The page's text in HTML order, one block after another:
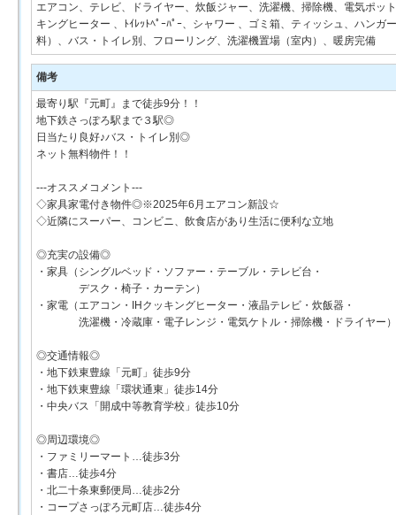
エアコン、テレビ、ドライヤー、炊飯ジャー、洗濯機、掃除機、電気ポ
キングヒーター 、ﾄｲﾚｯﾄﾍﾟｰﾊﾟｰ、シャワー 、ゴミ箱、ティッシュ、ハン
料）、バス・トイレ別、フローリング、洗濯機置場（室内）、暖房完備
備考
最寄り駅『元町』まで徒歩9分！！
地下鉄さっぽろ駅まで３駅◎
日当たり良好♪バス・トイレ別◎
ネット無料物件！！
---オススメコメント---
◇家具家電付き物件◎※2025年6月エアコン新設☆
◇近隣にスーパー、コンビニ、飲食店があり生活に便利な立地
◎充実の設備◎
・家具（シングルベッド・ソファー・テーブル・テレビ台・
デスク・椅子・カーテン）
・家電（エアコン・IHクッキングヒーター・液晶テレビ・炊飯器・
洗濯機・冷蔵庫・電子レンジ・電気ケトル・掃除機・ドライヤー）
◎交通情報◎
・地下鉄東豊線「元町」徒歩9分
・地下鉄東豊線「環状通東」徒歩14分
・中央バス「開成中等教育学校」徒歩10分
◎周辺環境◎
・ファミリーマート…徒歩3分
・書店…徒歩4分
・北二十条東郵便局…徒歩2分
・コープさっぽろ元町店…徒歩4分